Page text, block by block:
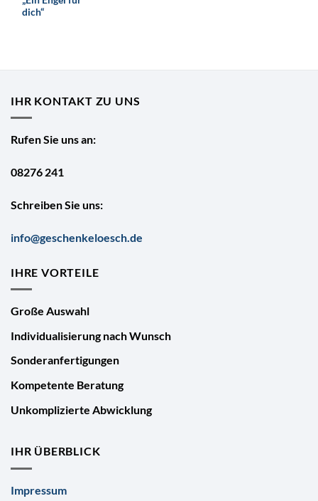
dich“
IHR KONTAKT ZU UNS
Rufen Sie uns an:
08276 241
Schreiben Sie uns:
info@geschenkeloesch.de
IHRE VORTEILE
Große Auswahl
Individualisierung nach Wunsch
Sonderanfertigungen
Kompetente Beratung
Unkomplizierte Abwicklung
IHR ÜBERBLICK
Impressum